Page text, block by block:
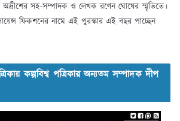
অদ্রীশের সহ-সম্পাদক ও লেখক রণেন ঘোষের স্মৃতিতে।
ফিকশনের নামে এই পুরস্কার এই বছর পাচ্ছেন
কল্পবিশ্ব পত্রিকার অন্যতম সম্পাদক দীপ